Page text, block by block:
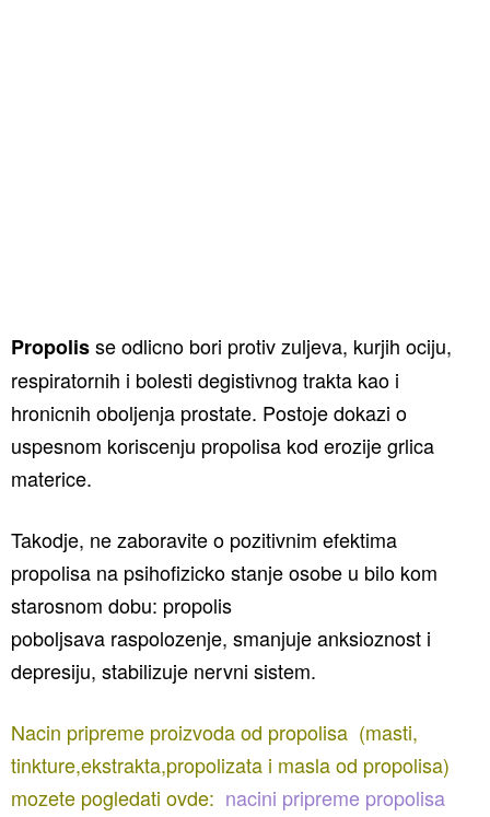
Propolisse odlicno bori protiv zuljeva, kurjih ociju,
respiratornih i bolesti degistivnog trakta kao i
hronicnih oboljenja prostate. Postoje dokazi o
uspesnom koriscenju propolisa kod erozije grlica
materice.
Takodje, ne zaboravite o pozitivnim efektima
propolisa na psihofizicko stanje osobe u bilo kom
starosnom dobu: propolis
poboljsava raspolozenje, smanjuje anksioznost i
depresiju, stabilizuje nervni sistem.
Nacin pripreme proizvoda od propolisa (masti,
tinkture,ekstrakta,propolizata i masla od propolisa)
mozete pogledati ovde: nacini pripreme propolisa